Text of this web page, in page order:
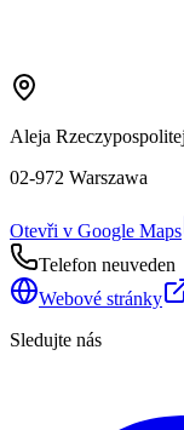
Aleja Rzeczypospolitej
02-972 Warszawa
Otevři v Google Maps
Telefon neuveden
Webové stránky
Sledujte nás